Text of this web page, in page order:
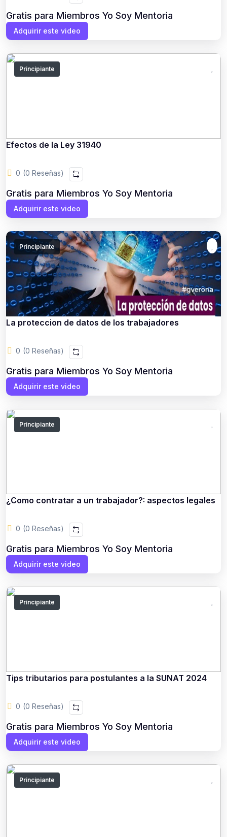
Gratis para Miembros Yo Soy Mentoria
Adquirir este video
Principiante
Efectos de la Ley 31940
0 (0 Reseñas)
Gratis para Miembros Yo Soy Mentoria
Adquirir este video
Principiante
La proteccion de datos de los trabajadores
0 (0 Reseñas)
Gratis para Miembros Yo Soy Mentoria
Adquirir este video
Principiante
¿Como contratar a un trabajador?: aspectos legales
0 (0 Reseñas)
Gratis para Miembros Yo Soy Mentoria
Adquirir este video
Principiante
Tips tributarios para postulantes a la SUNAT 2024
0 (0 Reseñas)
Gratis para Miembros Yo Soy Mentoria
Adquirir este video
Principiante